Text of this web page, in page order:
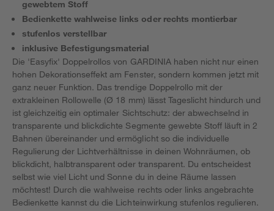
gewebtem Stoff
Bedienkette wahlweise links oder rechts montierbar
stufenlos verstellbar
inklusive Befestigungsmaterial
Die 'Easyfix' Doppelrollos von GARDINIA haben nicht nur einen
hohen Dekorationseffekt am Fenster, sondern kommen jetzt mit
ganz neuer Funktion. Das trendige Doppelrollo mit der
extrakleinen Rollowelle (Ø 18 mm) lässt Tageslicht hindurch und
ist gleichzeitig ein optimaler Sichtschutz: der abwechselnd in
transparente und blickdichte Segmente gewebte Stoff läuft in 2
Bahnen übereinander und ermöglicht so die individuelle
Regulierung der Lichtverhältnisse in deinen Wohnräumen, ob
blickdicht, halbtransparent oder transparent. Du entscheidest
selbst wie viel Licht und Sonne du in deine Räume lassen
möchtest! Durch die wahlweise rechts oder links angebrachte
Bedienkette kannst du die Lichteinwirkung stufenlos regulieren.